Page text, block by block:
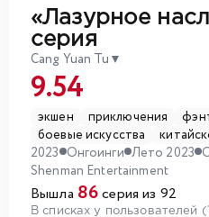
«Лазурное
серия
Cang Yuan Tu ▼
9.54
экшен приключения
боевые искусства
2023 Онгоинги Лето 2023
Shenman Entertainment
Вышла 86серия из 92
В списках у пользователей